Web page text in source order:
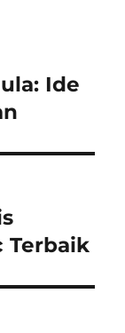
Ide
Terbaik